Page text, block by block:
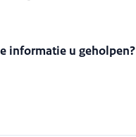
informatie u geholpen?